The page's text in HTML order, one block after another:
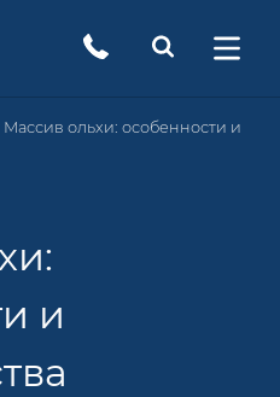
Массив ольхи: особенности и
и